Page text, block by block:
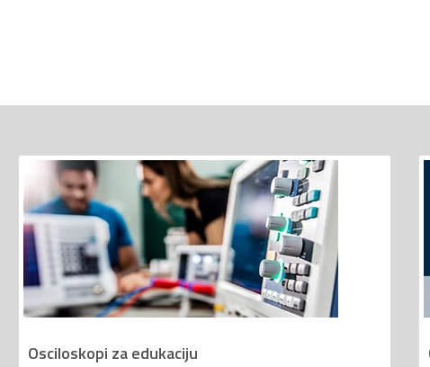
Osciloskopi za edukaciju